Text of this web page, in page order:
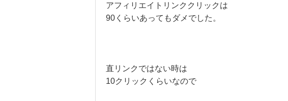
アフィリエイトリンククリックは
90くらいあってもダメでした。
直リンクではない時は
10クリックくらいなので